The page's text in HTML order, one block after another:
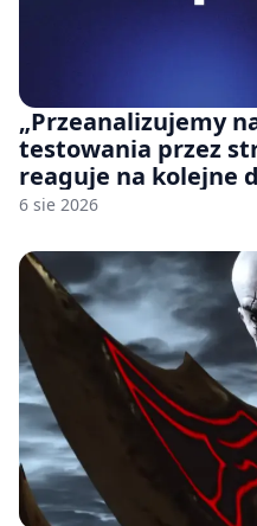
„Przeanalizujemy
testowania przez
reaguje na kolejne
udziałem
6 sie 2026